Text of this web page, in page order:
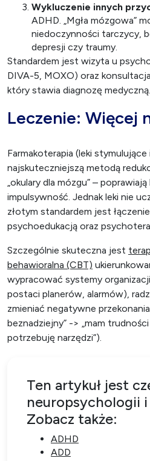
Wykluczenie innych
ADHD. „Mgła mózgowa”
niedoczynności tarczycy,
depresji czy traumy.
Standardem jest wizyta u
DIVA-5, MOXO) oraz
który stawia diagnozę medyczną.
Leczenie: Więcej
Farmakoterapia (leki
najskuteczniejszą metodą
„okulary dla mózgu” –
impulsywność. Jednak leki nie
złotym standardem jest
psychoedukacją oraz
Szczególnie skuteczna jest
behawioralna (CBT)
wypracować systemy
postaci planerów, alarmów),
zmieniać negatywne
beznadziejny” -> „mam
potrzebuję narzędzi”).
Ten artykuł jest
neuropsychologii
Zobacz także:
ADHD
ADD